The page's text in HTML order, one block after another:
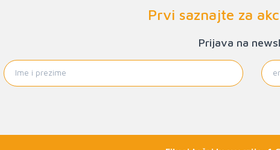
Prvi saznajte za
Prijava na